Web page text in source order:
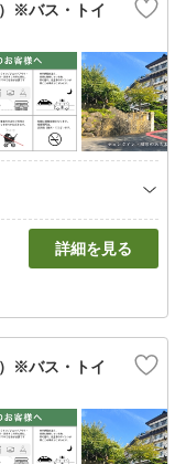
※バス・トイ
詳細を見る
※バス・トイ